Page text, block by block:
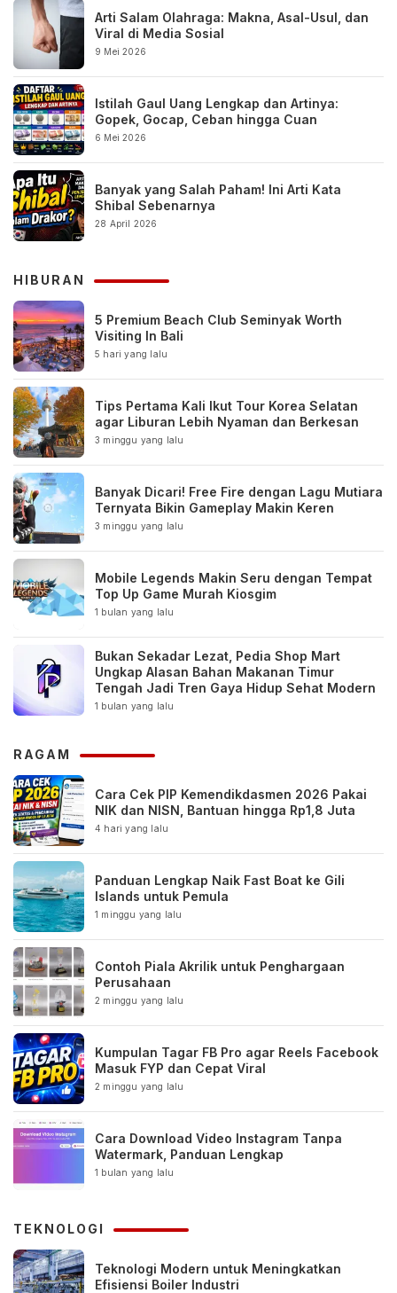
Arti Salam Olahraga: Makna, Asal-Usul, dan
Viral di Media Sosial
9 Mei 2026
Istilah Gaul Uang Lengkap dan Artinya:
Gopek, Gocap, Ceban hingga Cuan
6 Mei 2026
Banyak yang Salah Paham! Ini Arti Kata
Shibal Sebenarnya
28 April 2026
HIBURAN
5 Premium Beach Club Seminyak Worth
Visiting In Bali
5 hari yang lalu
Tips Pertama Kali Ikut Tour Korea Selatan
agar Liburan Lebih Nyaman dan Berkesan
3 minggu yang lalu
Banyak Dicari! Free Fire dengan Lagu Mutiara
Ternyata Bikin Gameplay Makin Keren
3 minggu yang lalu
Mobile Legends Makin Seru dengan Tempat
Top Up Game Murah Kiosgim
1 bulan yang lalu
Bukan Sekadar Lezat, Pedia Shop Mart
Ungkap Alasan Bahan Makanan Timur
Tengah Jadi Tren Gaya Hidup Sehat Modern
1 bulan yang lalu
RAGAM
Cara Cek PIP Kemendikdasmen 2026 Pakai
NIK dan NISN, Bantuan hingga Rp1,8 Juta
4 hari yang lalu
Panduan Lengkap Naik Fast Boat ke Gili
Islands untuk Pemula
1 minggu yang lalu
Contoh Piala Akrilik untuk Penghargaan
Perusahaan
2 minggu yang lalu
Kumpulan Tagar FB Pro agar Reels Facebook
Masuk FYP dan Cepat Viral
2 minggu yang lalu
Cara Download Video Instagram Tanpa
Watermark, Panduan Lengkap
1 bulan yang lalu
TEKNOLOGI
Teknologi Modern untuk Meningkatkan
Efisiensi Boiler Industri